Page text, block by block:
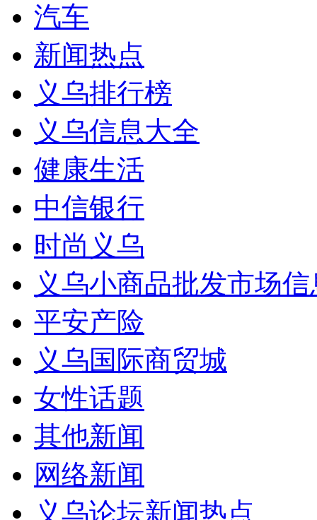
汽车
新闻热点
义乌排行榜
义乌信息大全
健康生活
中信银行
时尚义乌
义乌小商品批发市场
平安产险
义乌国际商贸城
女性话题
其他新闻
网络新闻
义乌论坛新闻热点